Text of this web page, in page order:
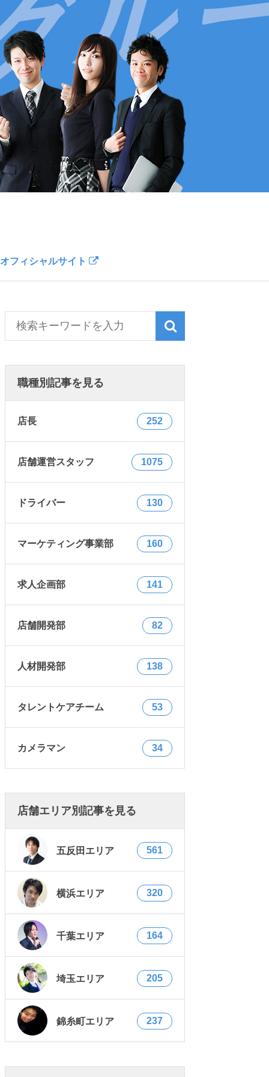
オフィシャルサイト
職種別記事を見る
店長 252
店舗運営スタッフ 1075
ドライバー 130
マーケティング事業部 160
求人企画部 141
店舗開発部 82
人材開発部 138
タレントケアチーム 53
カメラマン 34
店舗エリア別記事を見る
五反田エリア 561
横浜エリア 320
千葉エリア 164
埼玉エリア 205
錦糸町エリア 237